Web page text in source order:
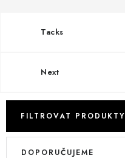
DÁMSKÁ VÝSTROJ
info@hockeyshopteplice.cz
Tacks
Next
FILTROVAT PRODUKTY
V
Ř
DOPORUČUJEME